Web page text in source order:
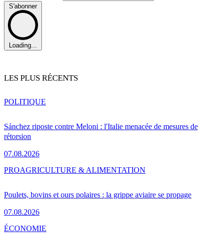
S'abonner
Loading...
LES PLUS RÉCENTS
Sánchez riposte contre Meloni : l'Italie menacée de mesures de
rétorsion
07.08.2026
POLITIQUE
Poulets, bovins et ours polaires : la grippe aviaire se propage
07.08.2026
PROAGRICULTURE & ALIMENTATION
ÉCONOMIE